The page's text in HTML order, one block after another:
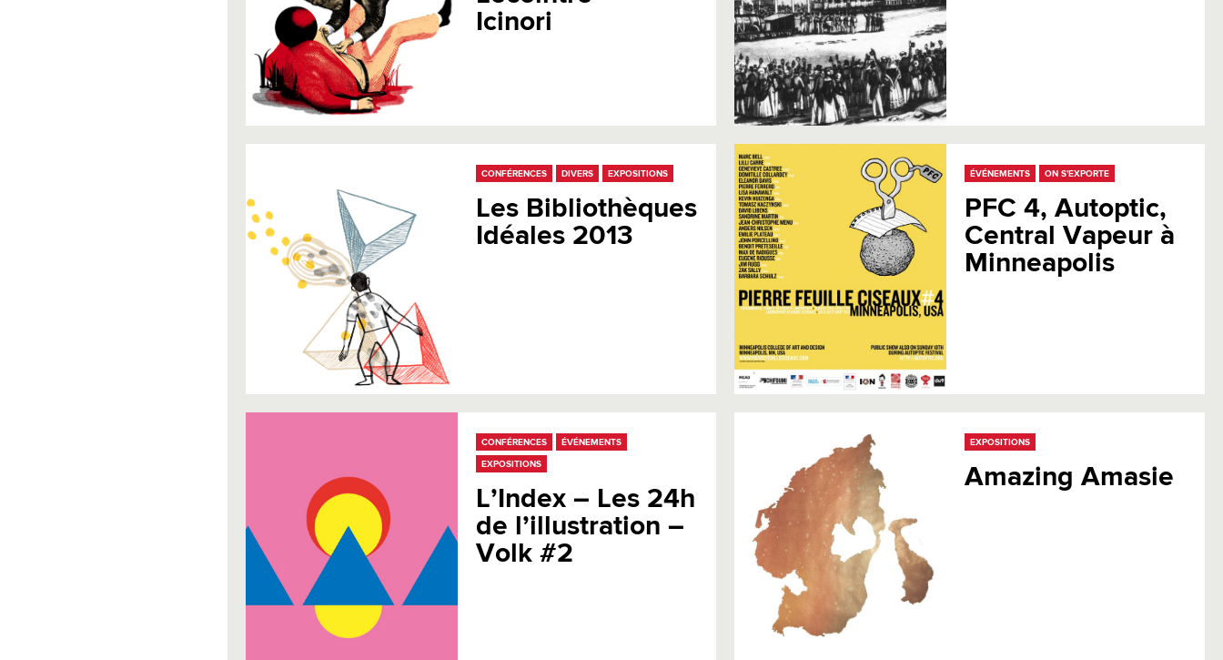
Icinori
CONFÉRENCES DIVERS EXPOSITIONS
Les Bibliothèques
Idéales 2013
ÉVÉNEMENTS ON S'EXPORTE
PFC 4, Autoptic,
Central Vapeur à
Minneapolis
CONFÉRENCES ÉVÉNEMENTS
EXPOSITIONS
L’Index – Les 24h
de l’illustration –
Volk #2
EXPOSITIONS
Amazing Amasie